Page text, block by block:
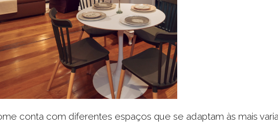
conta com diferentes espaços que se adaptam às mais